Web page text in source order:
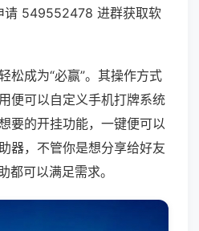
请 549552478 进群获取软
松成为“必赢”。其操作方式
便可以自定义手机打牌系统
要的开挂功能，一键便可以
器，不管你是想分享给好友
都可以满足需求。